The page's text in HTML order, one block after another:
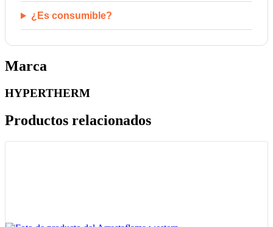
¿Es consumible?
Marca
HYPERTHERM
Productos relacionados